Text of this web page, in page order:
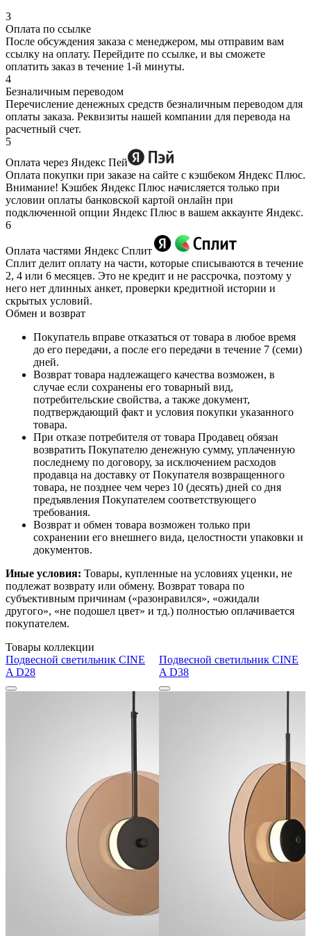
3
Оплата по ссылке
После обсуждения заказа с менеджером, мы отправим вам
ссылку на оплату. Перейдите по ссылке, и вы сможете
оплатить заказ в течение 1-й минуты.
4
Безналичным переводом
Перечисление денежных средств безналичным переводом для
оплаты заказа. Реквизиты нашей компании для перевода на
расчетный счет.
5
Оплата через Яндекс Пей
Оплата покупки при заказе на сайте с кэшбеком Яндекс Плюс.
Внимание! Кэшбек Яндекс Плюс начисляется только при
условии оплаты банковской картой онлайн при
подключенной опции Яндекс Плюс в вашем аккаунте Яндекс.
6
Оплата частями Яндекс Сплит
Сплит делит оплату на части, которые списываются в течение
2, 4 или 6 месяцев. Это не кредит и не рассрочка, поэтому у
него нет длинных анкет, проверки кредитной истории и
скрытых условий.
Обмен и возврат
Покупатель вправе отказаться от товара в любое время
до его передачи, а после его передачи в течение 7 (семи)
дней.
Возврат товара надлежащего качества возможен, в
случае если сохранены его товарный вид,
потребительские свойства, а также документ,
подтверждающий факт и условия покупки указанного
товара.
При отказе потребителя от товара Продавец обязан
возвратить Покупателю денежную сумму, уплаченную
последнему по договору, за исключением расходов
продавца на доставку от Покупателя возвращенного
товара, не позднее чем через 10 (десять) дней со дня
предъявления Покупателем соответствующего
требования.
Возврат и обмен товара возможен только при
сохранении его внешнего вида, целостности упаковки и
документов.
Иные условия: Товары, купленные на условиях уценки, не
подлежат возврату или обмену. Возврат товара по
субъективным причинам («разонравился», «ожидали
другого», «не подошел цвет» и тд.) полностью оплачивается
покупателем.
Товары коллекции
Подвесной светильник CINE
A D28
Подвесной светильник CINE
A D38